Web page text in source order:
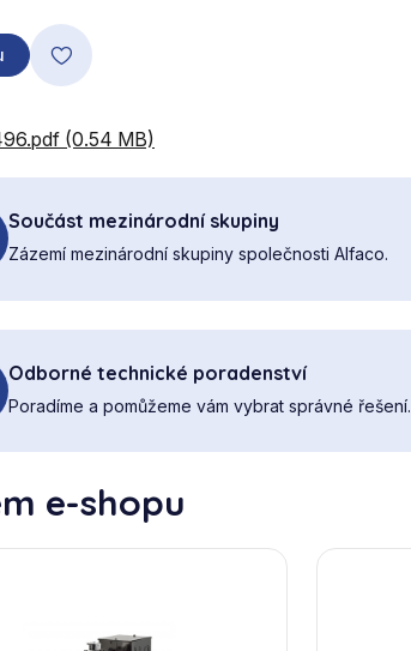
(0.54 MB)
Součást mezinárodní skupiny
Zázemí mezinárodní skupiny společnosti Alfaco.
Odborné technické poradenství
Poradíme a pomůžeme vám vybrat správné řešení.
e-shopu